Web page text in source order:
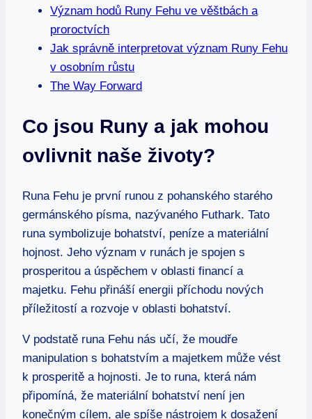
Význam hodů Runy Fehu ve věštbách a
proroctvích
Jak správně interpretovat význam Runy Fehu
v osobním růstu
The Way Forward
Co jsou Runy a jak mohou
ovlivnit naše životy?
Runa Fehu je první runou z pohanského starého
germánského písma, nazývaného Futhark. Tato
runa symbolizuje bohatství, peníze a materiální
hojnost. Jeho význam v runách je spojen s
prosperitou a úspěchem v oblasti financí a
majetku. Fehu přináší energii příchodu nových
příležitostí a rozvoje v oblasti bohatství.
V podstatě runa Fehu nás učí, že moudře
manipulation s bohatstvím a majetkem může vést
k prosperitě a hojnosti. Je to runa, která nám
připomíná, že materiální bohatství není jen
konečným cílem, ale spíše nástrojem k dosažení